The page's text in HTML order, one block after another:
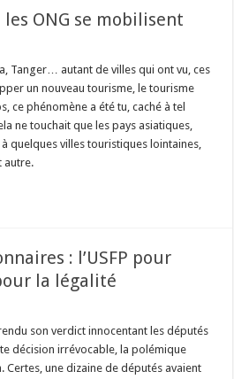
ONG se mobilisent
Tanger… autant de villes qui ont vu, ces
un nouveau tourisme, le tourisme
ce phénomène a été tu, caché à tel
ne touchait que les pays asiatiques,
quelques villes touristiques lointaines,
autre.
: l’USFP pour
la légalité
son verdict innocentant les députés
décision irrévocable, la polémique
Certes, une dizaine de députés avaient